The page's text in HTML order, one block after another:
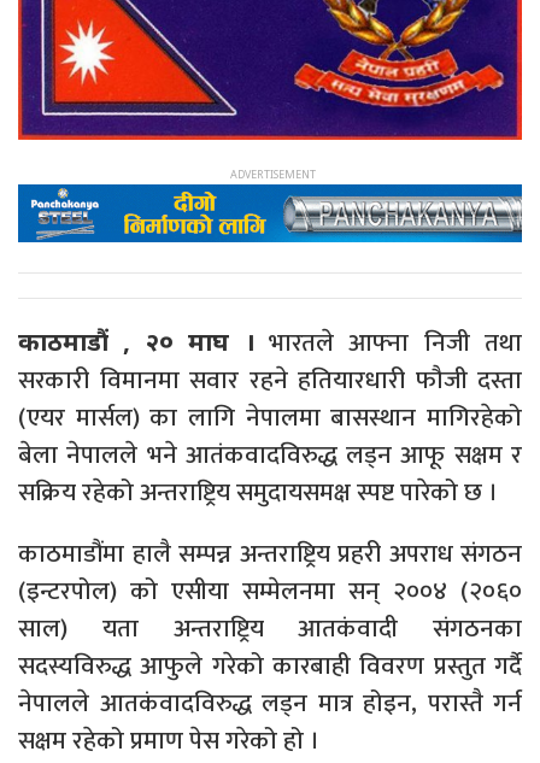
काठमाडौं , २० माघ । भारतले आफ्ना निजी तथा
सरकारी विमानमा सवार रहने हतियारधारी फौजी दस्ता
(एयर मार्सल) का लागि नेपालमा बासस्थान मागिरहेको
बेला नेपालले भने आतंकवादविरुद्ध लड्न आफू सक्षम र
सक्रिय रहेको अन्तराष्ट्रिय समुदायसमक्ष स्पष्ट पारेको छ ।
काठमाडौंमा हालै सम्पन्न अन्तराष्ट्रिय प्रहरी अपराध संगठन
(इन्टरपोल) को एसीया सम्मेलनमा सन् २००४ (२०६०
साल) यता अन्तराष्ट्रिय आतकंवादी संगठनका
सदस्यविरुद्ध आफुले गरेको कारबाही विवरण प्रस्तुत गर्दै
नेपालले आतकंवादविरुद्ध लड्न मात्र होइन, परास्तै गर्न
सक्षम रहेको प्रमाण पेस गरेको हो ।